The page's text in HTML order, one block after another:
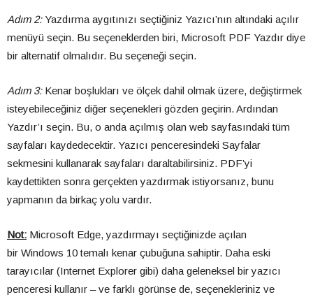
Adım 2:Yazdırma aygıtınızı seçtiğiniz Yazıcı’nın altındaki açılır
menüyü seçin. Bu seçeneklerden biri, Microsoft PDF Yazdır diye
bir alternatif olmalıdır. Bu seçeneği seçin.
Adım 3:Kenar boşlukları ve ölçek dahil olmak üzere, değiştirmek
isteyebileceğiniz diğer seçenekleri gözden geçirin. Ardından
Yazdır’ı seçin. Bu, o anda açılmış olan web sayfasındaki tüm
sayfaları kaydedecektir. Yazıcı penceresindeki Sayfalar
sekmesini kullanarak sayfaları daraltabilirsiniz. PDF’yi
kaydettikten sonra gerçekten yazdırmak istiyorsanız, bunu
yapmanın da birkaç yolu vardır.
Not: Microsoft Edge, yazdırmayı seçtiğinizde açılan
bir Windows 10 temalı kenar çubuğuna sahiptir. Daha eski
tarayıcılar (Internet Explorer gibi) daha geleneksel bir yazıcı
penceresi kullanır – ve farklı görünse de, seçenekleriniz ve